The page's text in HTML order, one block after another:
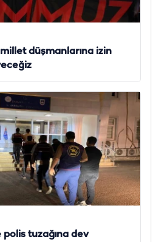
düşmanlarına izin
tuzağına dev